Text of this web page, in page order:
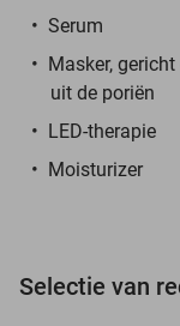
Serum
Masker,
uit de poriën
LED-therapie
Moisturizer
Selectie van